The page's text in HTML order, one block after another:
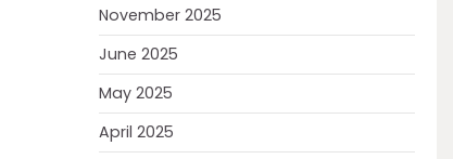
November 2025
June 2025
May 2025
April 2025